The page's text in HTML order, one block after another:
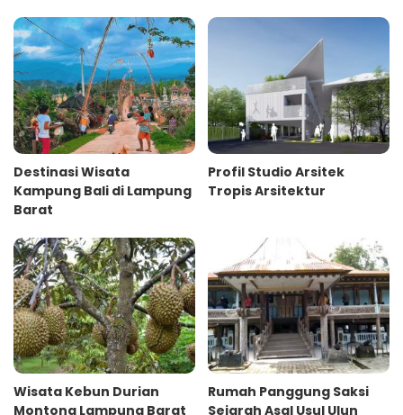
Destinasi Wisata
Kampung Bali di Lampung
Barat
Profil Studio Arsitek
Tropis Arsitektur
Wisata Kebun Durian
Montong Lampung Barat
Rumah Panggung Saksi
Sejarah Asal Usul Ulun